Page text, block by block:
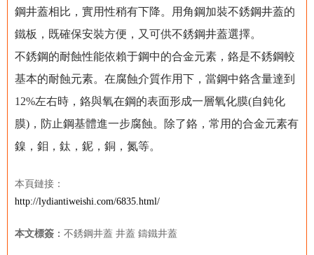
鋼井蓋相比，實用性稍有下降。用角鋼加裝不銹鋼井蓋的
鐵板，既確保安裝方便，又可供不銹鋼井蓋選擇。
不銹鋼的耐蝕性能依賴于鋼中的合金元素，鉻是不銹鋼較
基本的耐蝕元素。在腐蝕介質作用下，當鋼中鉻含量達到
12%左右時，鉻與氧在鋼的表面形成一層氧化膜(自鈍化
膜)，防止鋼基體進一步腐蝕。除了鉻，常用的合金元素有
鎳，鉬，鈦，鈮，銅，氮等。
本頁鏈接：
http://lydiantiweishi.com/6835.html/
本文標簽 ： 不銹鋼井蓋 井蓋 鑄鐵井蓋